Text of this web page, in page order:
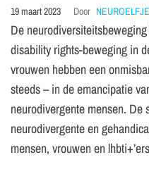
19 maart 2023 Door NEUROELFJE
De
disability rights-beweging in
vrouwen hebben een
steeds – in de emancipatie
neurodivergente mensen.
neurodivergente en
mensen, vrouwen en